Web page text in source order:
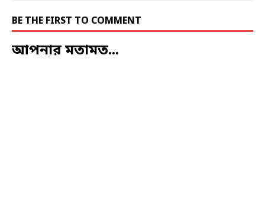
BE THE FIRST TO COMMENT
আপনার মতামত...